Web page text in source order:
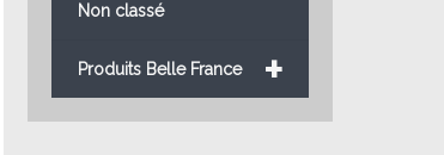
Non classé
+
Produits Belle France